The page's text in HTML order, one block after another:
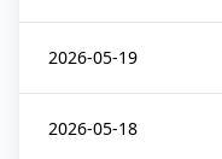
2026-05-19
2026-05-18